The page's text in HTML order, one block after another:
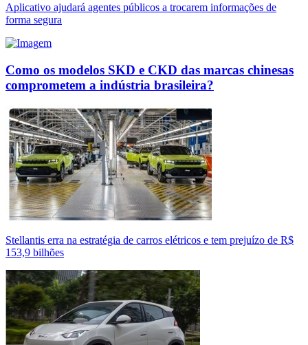
Aplicativo ajudará agentes públicos a trocarem informações de
forma segura
Como os modelos SKD e CKD das marcas chinesas
comprometem a indústria brasileira?
Stellantis erra na estratégia de carros elétricos e tem prejuízo de R$
153,9 bilhões